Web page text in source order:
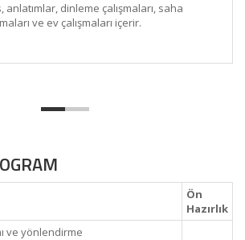
anlatımlar, dinleme çalışmaları, saha
ve ev çalışmaları içerir.
Ön
Hazırlık
ve yönlendirme